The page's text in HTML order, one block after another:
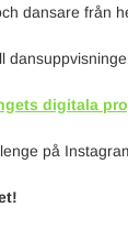
dansare från
digitala
på